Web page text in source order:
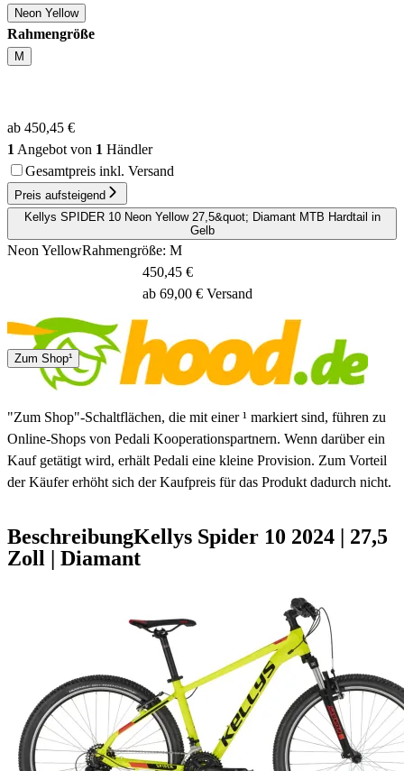
Neon Yellow
Rahmengröße
M
ab 450,45 €
1 Angebot von 1 Händler
Gesamtpreis inkl. Versand
Preis aufsteigend
Kellys SPIDER 10 Neon Yellow 27,5&quot; Diamant MTB Hardtail in
Gelb
Neon YellowRahmengröße: M
1 - 3 Tage
450,45 €
ab 69,00 € Versand
Zum Shop¹
"Zum Shop"-Schaltflächen, die mit einer ¹ markiert sind, führen zu
Online-Shops von Pedali Kooperationspartnern. Wenn darüber ein
Kauf getätigt wird, erhält Pedali eine kleine Provision. Zum Vorteil
der Käufer erhöht sich der Kaufpreis für das Produkt dadurch nicht.
BeschreibungKellys Spider 10 2024 | 27,5
Zoll | Diamant